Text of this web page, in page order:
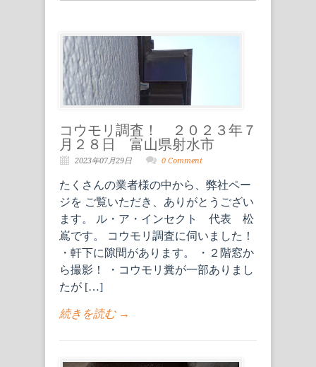
コウモリ調査！ ２０２３年７
月２８日 富山県射水市
2023年07月29日 0 Comment
たくさんの業者様の中から、弊社ペー
ジを ご覧いただき、ありがとうござい
ます。 ル・ア・インセクト 代表 松
嶌です。 コウモリ調査に伺いました！
・軒下に隙間があります。 ・２階窓か
ら撮影！ ・コウモリ糞が一部ありまし
たが […]
続きを読む →